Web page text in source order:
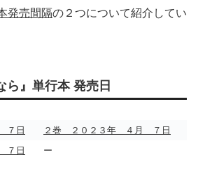
発売間隔の２つについて紹介してい
ら』単行本 発売日
７日
２巻 ２０２３年 ４月 ７日
７日
ー